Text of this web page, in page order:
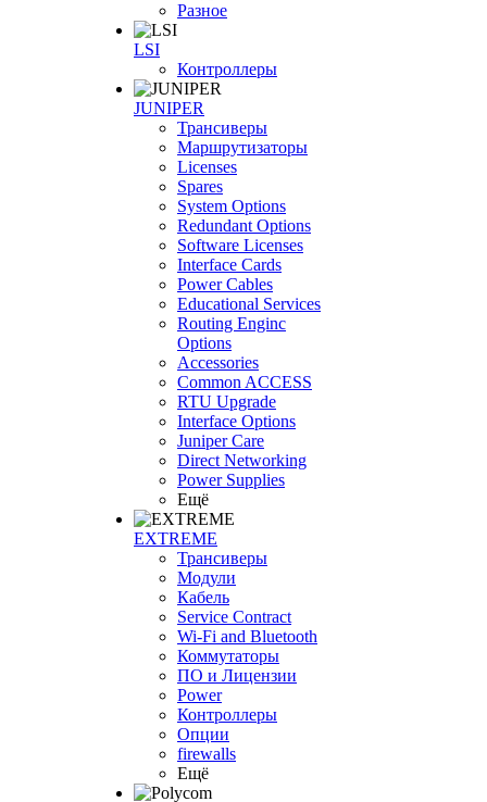
Разное
LSI
Контроллеры
JUNIPER
Трансиверы
Маршрутизаторы
Licenses
Spares
System Options
Redundant Options
Software Licenses
Interface Cards
Power Cables
Educational Services
Routing Enginc
Options
Accessories
Common ACCESS
RTU Upgrade
Interface Options
Juniper Care
Direct Networking
Power Supplies
Ещё
EXTREME
Трансиверы
Модули
Кабель
Service Contract
Wi-Fi and Bluetooth
Коммутаторы
ПО и Лицензии
Power
Контроллеры
Опции
firewalls
Ещё